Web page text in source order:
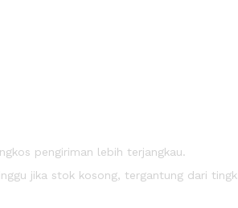
pengiriman lebih terjangkau.
jika stok kosong, tergantung dari